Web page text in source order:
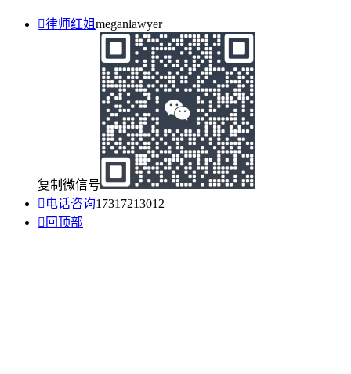
律师红姐meganlawyer
复制微信号
 电话咨询17317213012
 回顶部